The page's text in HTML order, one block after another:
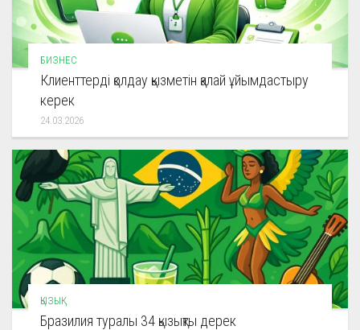
БИЗНЕС
Клиенттерді қолдау қызметін қалай ұйымдастыру
керек
24.03.2026
ҚЫЗЫҚ
Бразилия туралы 34 қызықты дерек